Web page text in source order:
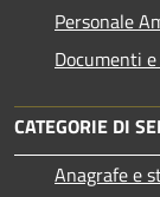
Personale
Documenti
CATEGORIE DI
Anagrafe e